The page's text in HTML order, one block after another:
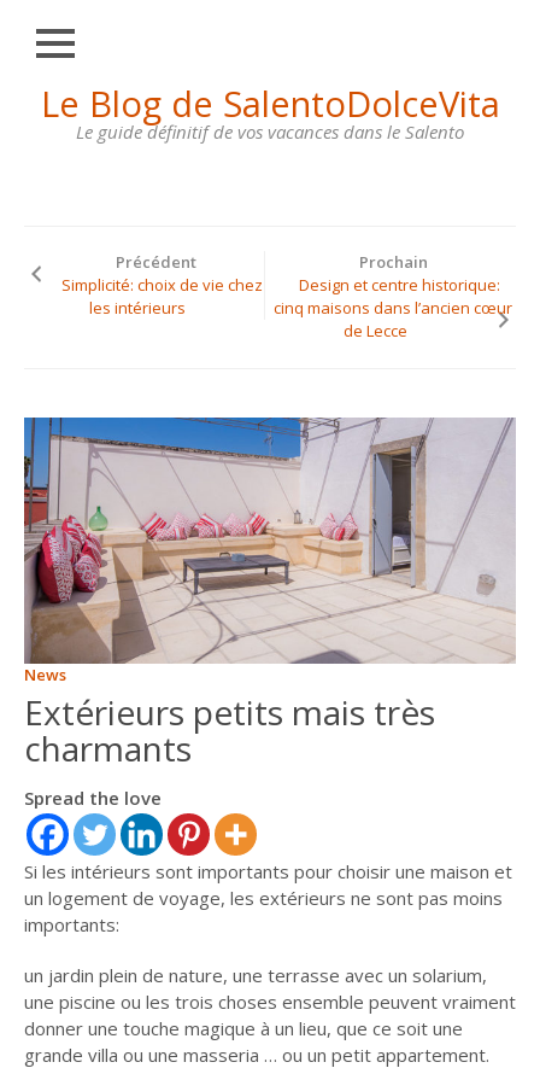
Le Blog de SalentoDolceVita
Le guide définitif de vos vacances dans le Salento
Fermer
HOME
OTRANTO
SANTA
À
LOUER
CONTACTS
ITALIANO
ENGLISH
Précédent
Simplicité: choix de vie chez
les intérieurs
Prochain
Design et centre historique:
cinq maisons dans l’ancien cœur
de Lecce
News
Extérieurs petits mais très
charmants
Spread the love
Si les intérieurs sont importants pour choisir une maison et
un logement de voyage, les extérieurs ne sont pas moins
importants:
un jardin plein de nature, une terrasse avec un solarium,
une piscine ou les trois choses ensemble peuvent vraiment
donner une touche magique à un lieu, que ce soit une
grande villa ou une masseria … ou un petit appartement.